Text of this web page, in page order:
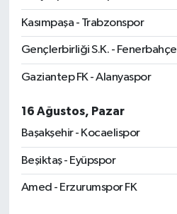
Kasımpaşa - Trabzonspor
Gençlerbirliği S.K. - Fenerbahçe
Gaziantep FK - Alanyaspor
16 Ağustos, Pazar
Başakşehir - Kocaelispor
Beşiktaş - Eyüpspor
Amed - Erzurumspor FK